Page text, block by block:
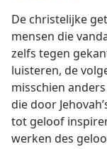
De christelijke
mensen die
zelfs tegen
luisteren, de
misschien
die door
tot geloof
werken des